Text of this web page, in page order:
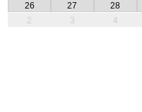
26
27 28
2
3 4